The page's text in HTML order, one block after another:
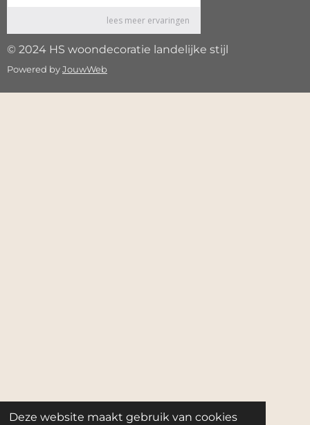
Deze website maakt gebruik van cookies
© 2024 HS woondecoratie landelijke stijl
Powered byJouwWeb